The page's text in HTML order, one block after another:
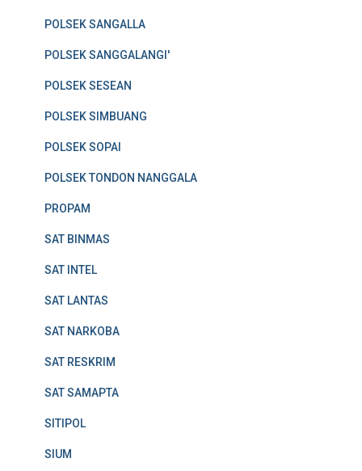
POLSEK SANGALLA
POLSEK SANGGALANGI'
POLSEK SESEAN
POLSEK SIMBUANG
POLSEK SOPAI
POLSEK TONDON NANGGALA
PROPAM
SAT BINMAS
SAT INTEL
SAT LANTAS
SAT NARKOBA
SAT RESKRIM
SAT SAMAPTA
SITIPOL
SIUM